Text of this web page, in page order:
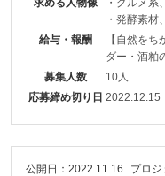
・発酵素材
興味のある
・フォロワ
給与・報酬
【自然を
ダー・酒粕
6,000円相
募集人数
10人
応募締め切り日 2022.12.15
公開日：2022.11.16 プロ